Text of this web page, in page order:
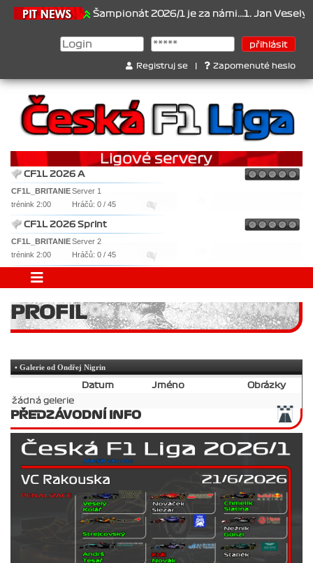
21.6.2026 Šampionát 2026/1 je za námi...1. Jan Veselý ,
Registruj se Zapomenuté heslo
CF1L 2026 A
CF1L_BRITANIEServer 1
trénink 2:00
Hráčů: 0 / 45
CF1L 2026 Sprint
CF1L_BRITANIEServer 2
trénink 2:00
Hráčů: 0 / 45
PROFIL
• Galerie od Ondřej Nigrin
Datum Jméno
Obrázky
žádná gelerie
PŘEDZÁVODNÍ INFO